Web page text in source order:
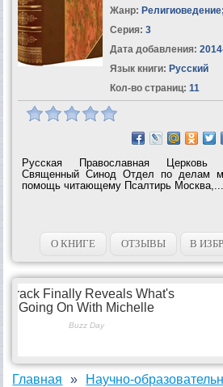
Жанр: Религиоведение;
Серия: 3
Дата добавления:
Язык книги: Русский
Кол-во страниц: 11
Русская Православная Церковь
Священный Синод Отдел по делам
помощь читающему Псалтирь Москва,...
О КНИГЕ ОТЗЫВЫ В
Главная
Научно-